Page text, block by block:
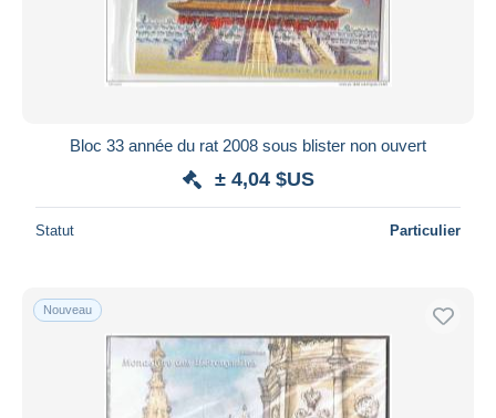
Bloc 33 année du rat 2008 sous blister non ouvert
± 4,04 $US
Statut Particulier
Nouveau